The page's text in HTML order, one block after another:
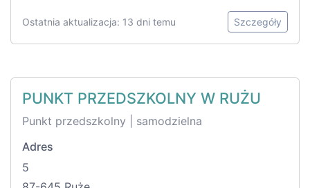
Ostatnia aktualizacja: 13 dni temu Szczegóły
PUNKT PRZEDSZKOLNY W RUŻU
Punkt przedszkolny | samodzielna
Adres
5